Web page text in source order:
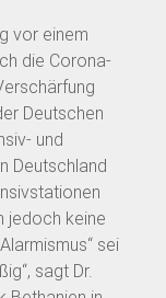
vor einem
die Corona-
Deutschen
und
Deutschland
jedoch keine
sei
sagt Dr.